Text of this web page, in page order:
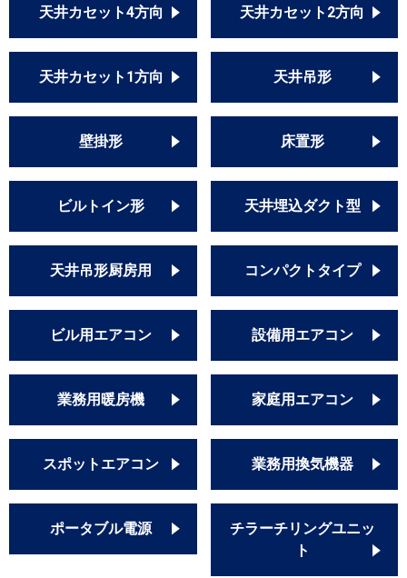
天井カセット4方向 天井カセット2方向
天井カセット1方向 天井吊形
壁掛形 床置形
ビルトイン形 天井埋込ダクト型
天井吊形厨房用 コンパクトタイプ
ビル用エアコン 設備用エアコン
業務用暖房機 家庭用エアコン
スポットエアコン 業務用換気機器
ポータブル電源
チラーチリングユニッ
ト